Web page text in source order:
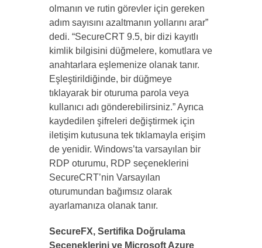
olmanın ve rutin görevler için gereken
adım sayısını azaltmanın yollarını arar”
dedi. “SecureCRT 9.5, bir dizi kayıtlı
kimlik bilgisini düğmelere, komutlara ve
anahtarlara eşlemenize olanak tanır.
Eşleştirildiğinde, bir düğmeye
tıklayarak bir oturuma parola veya
kullanıcı adı gönderebilirsiniz.” Ayrıca
kaydedilen şifreleri değiştirmek için
iletişim kutusuna tek tıklamayla erişim
de yenidir. Windows’ta varsayılan bir
RDP oturumu, RDP seçeneklerini
SecureCRT’nin Varsayılan
oturumundan bağımsız olarak
ayarlamanıza olanak tanır.
SecureFX, Sertifika Doğrulama
Seçeneklerini ve Microsoft Azure